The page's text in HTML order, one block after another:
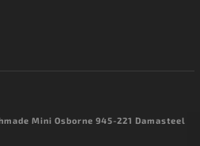
Mini Osborne 945-221 Damasteel